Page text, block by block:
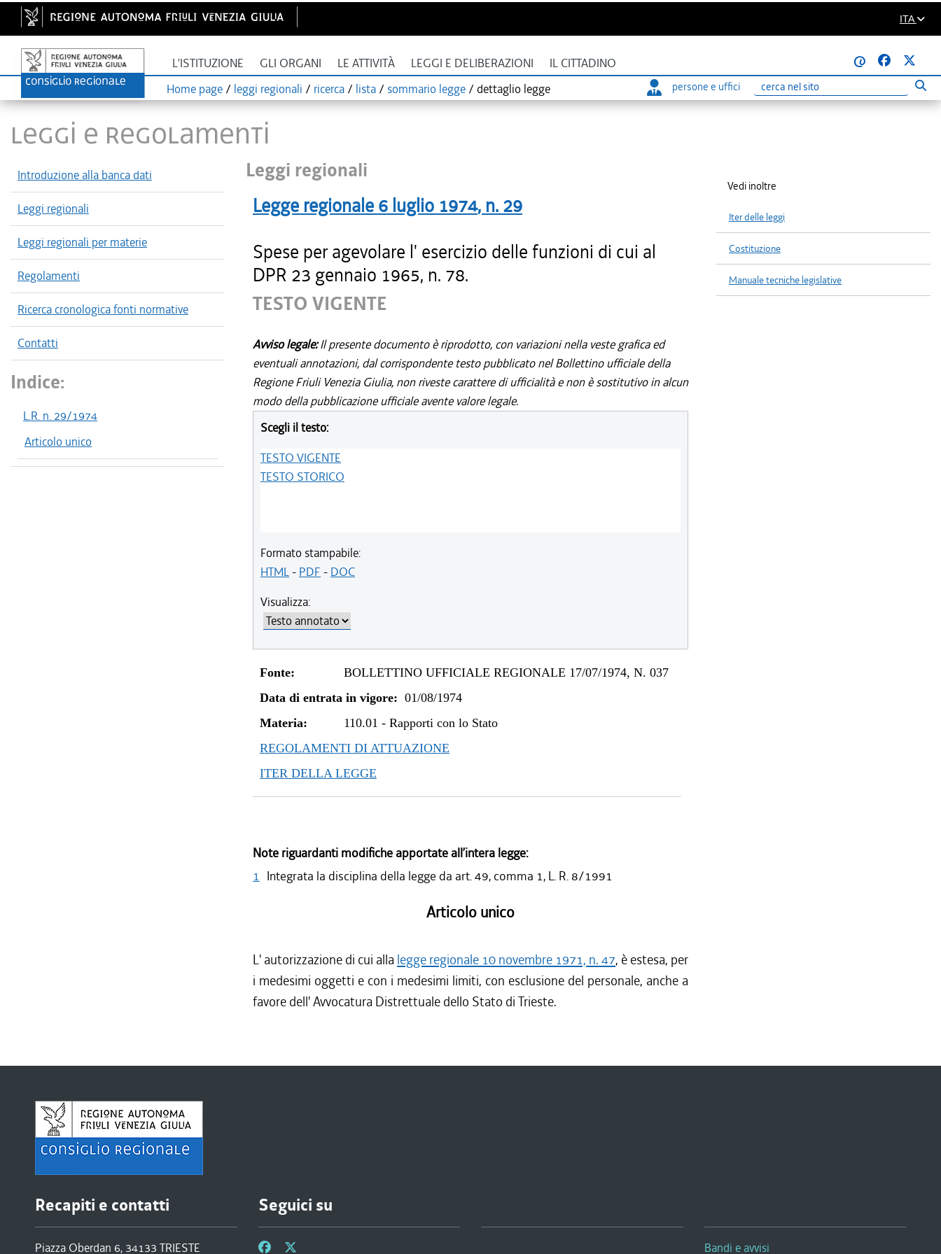
ITA
L'ISTITUZIONE GLI ORGANI LE ATTIVITÀ LEGGI E DELIBERAZIONI IL CITTADINO
@
Home page / leggi regionali / ricerca / lista / sommario legge / dettaglio legge persone e uffici
Ricerca
LEGGI E REGOLAMENTI
Introduzione alla banca dati
Leggi regionali
Leggi regionali per materie
Regolamenti
Ricerca cronologica fonti normative
Contatti
Indice:
L.R. n. 29/1974
Articolo unico
Leggi regionali
Legge regionale 6 luglio 1974, n. 29
Spese per agevolare l' esercizio delle funzioni di cui al
DPR 23 gennaio 1965, n. 78.
TESTO VIGENTE
Avviso legale:Il presente documento è riprodotto, con variazioni nella veste grafica ed
eventuali annotazioni, dal corrispondente testo pubblicato nel Bollettino ufficiale della
Regione Friuli Venezia Giulia, non riveste carattere di ufficialità e non è sostitutivo in alcun
modo della pubblicazione ufficiale avente valore legale.
Scegli il testo:
TESTO VIGENTE
TESTO STORICO
Formato stampabile:
HTML- PDF - DOC
Visualizza:
Fonte:
BOLLETTINO UFFICIALE REGIONALE 17/07/1974, N. 037
Data di entrata in vigore: 01/08/1974
Materia:
110.01 -Rapporti con lo Stato
REGOLAMENTI DI ATTUAZIONE
ITER DELLA LEGGE
Note riguardanti modifiche apportate all’intera legge:
1 Integrata la disciplina della legge da art. 49, comma 1, L. R. 8/1991
Articolo unico
L' autorizzazione di cui alla legge regionale 10 novembre 1971, n. 47, è estesa, per
i medesimi oggetti e con i medesimi limiti, con esclusione del personale, anche a
favore dell' Avvocatura Distrettuale dello Stato di Trieste.
Vedi inoltre
Iter delle leggi
Costituzione
Manuale tecniche legislative
Recapiti e contatti
Piazza Oberdan 6, 34133 TRIESTE
Seguici su
Bandi e avvisi